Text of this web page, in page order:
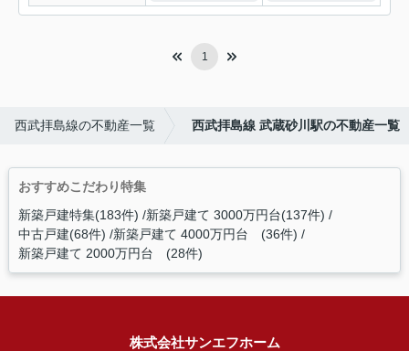
1
西武拝島線の不動産一覧 西武拝島線 武蔵砂川駅の不動産一覧
おすすめこだわり特集
新築戸建特集(183件) 新築戸建て 3000万円台(137件)
中古戸建(68件) 新築戸建て 4000万円台 (36件)
新築戸建て 2000万円台 (28件)
株式会社サンエフホーム